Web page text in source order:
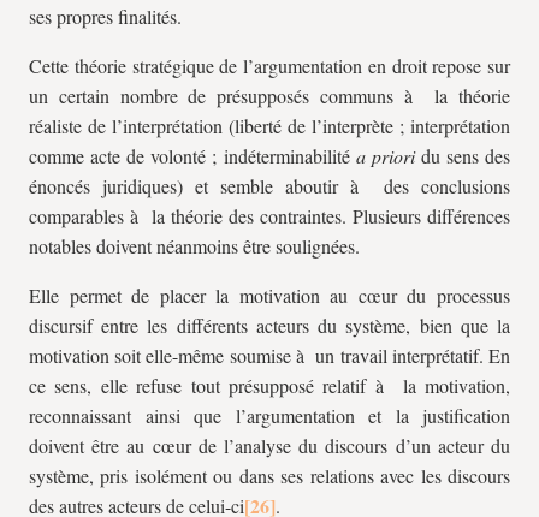
ses propres finalités.
Cette théorie stratégique de l’argumentation en droit repose sur
un certain nombre de présupposés communs à la théorie
réaliste de l’interprétation (liberté de l’interprète ; interprétation
comme acte de volonté ; indéterminabilité a prioridu sens des
énoncés juridiques) et semble aboutir à des conclusions
comparables à la théorie des contraintes. Plusieurs différences
notables doivent néanmoins être soulignées.
Elle permet de placer la motivation au cœur du processus
discursif entre les différents acteurs du système, bien que la
motivation soit elle-même soumise à un travail interprétatif. En
ce sens, elle refuse tout présupposé relatif à la motivation,
reconnaissant ainsi que l’argumentation et la justification
doivent être au cœur de l’analyse du discours d’un acteur du
système, pris isolément ou dans ses relations avec les discours
des autres acteurs de celui-ci
.